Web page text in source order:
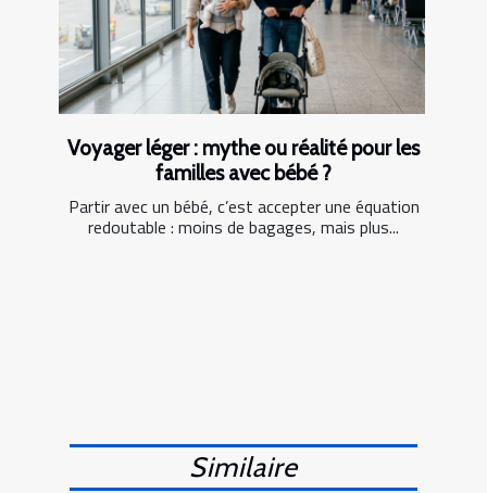
Voyager léger : mythe ou réalité pour les
familles avec bébé ?
Partir avec un bébé, c’est accepter une équation
redoutable : moins de bagages, mais plus...
Similaire